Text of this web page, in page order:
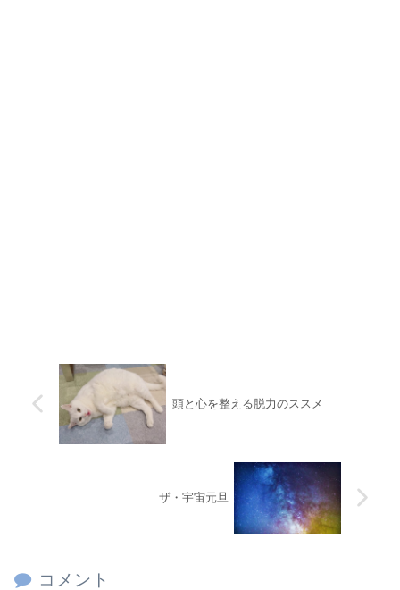
頭と心を整える脱力のススメ
ザ・宇宙元旦
コメント